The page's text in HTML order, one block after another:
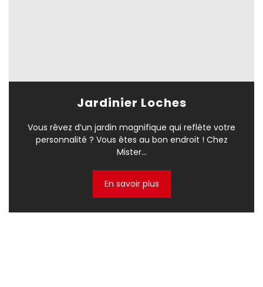
Jardinier Loches
Vous rêvez d’un jardin magnifique qui reflète votre
personnalité ? Vous êtes au bon endroit ! Chez
Mister...
En savoir plus